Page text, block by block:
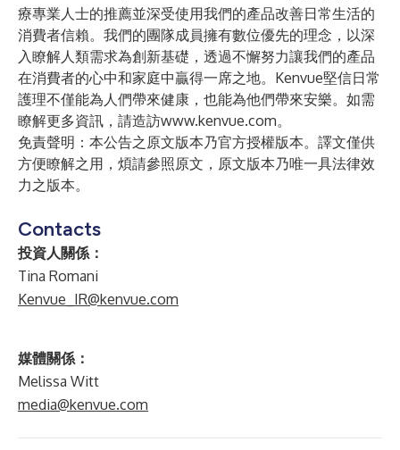
療專業人士的推薦並深受使用我們的產品改善日常生活的
消費者信賴。我們的團隊成員擁有數位優先的理念，以深
入瞭解人類需求為創新基礎，透過不懈努力讓我們的產品
在消費者的心中和家庭中贏得一席之地。Kenvue堅信日常
護理不僅能為人們帶來健康，也能為他們帶來安樂。如需
瞭解更多資訊，請造訪www.kenvue.com。
免責聲明：本公告之原文版本乃官方授權版本。譯文僅供
方便瞭解之用，煩請參照原文，原文版本乃唯一具法律效
力之版本。
Contacts
投資人關係：
Tina Romani
Kenvue_IR@kenvue.com
媒體關係：
Melissa Witt
media@kenvue.com